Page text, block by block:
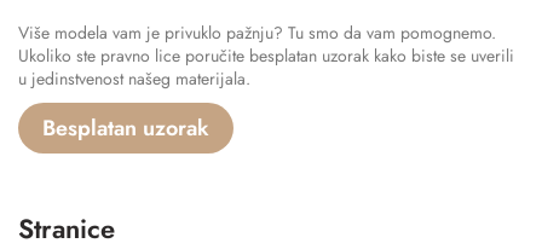
Više modela vam je privuklo pažnju? Tu smo da vam pomognemo.
Ukoliko ste pravno lice poručite besplatan uzorak kako biste se uverili
u jedinstvenost našeg materijala.
Besplatan uzorak
Stranice